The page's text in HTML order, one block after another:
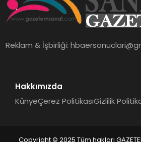
Reklam & İşbirliği:
Hakkımızda
KünyeÇerez PolitikasıGizlilik
Copyright © 2025 Tüm hakları